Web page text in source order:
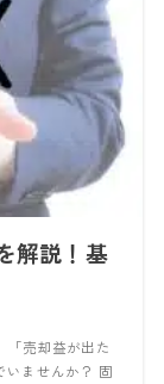
解説！基
「売却益が出た
ませんか？ 固